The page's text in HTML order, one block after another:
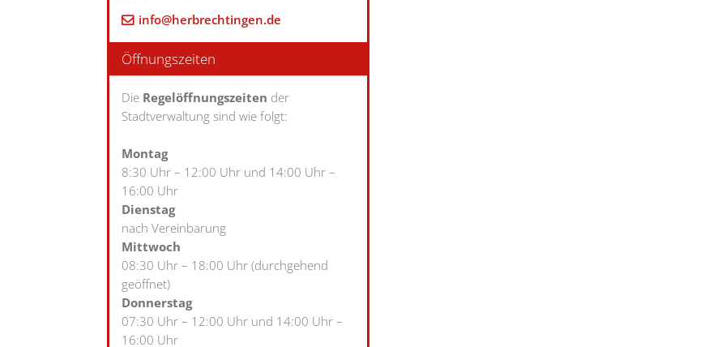
info@herbrechtingen.de
Öffnungszeiten
Die Regelöffnungszeiten der
Stadtverwaltung sind wie folgt:
Montag
8:30 Uhr – 12:00 Uhr und 14:00 Uhr –
16:00 Uhr
Dienstag
nach Vereinbarung
Mittwoch
08:30 Uhr – 18:00 Uhr (durchgehend
geöffnet)
Donnerstag
07:30 Uhr – 12:00 Uhr und 14:00 Uhr –
16:00 Uhr